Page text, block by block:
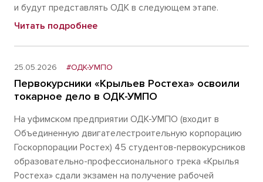
и будут представлять ОДК в следующем этапе.
Читать подробнее
25.05.2026 #ОДК-УМПО
Первокурсники «Крыльев Ростеха» освоили
токарное дело в ОДК-УМПО
На уфимском предприятии ОДК-УМПО (входит в
Объединенную двигателестроительную корпорацию
Госкорпорации Ростех) 45 студентов-первокурсников
образовательно-профессионального трека «Крылья
Ростеха» сдали экзамен на получение рабочей